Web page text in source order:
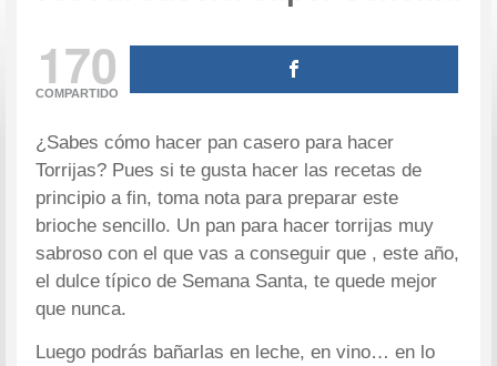
170
COMPARTIDO
¿Sabes cómo hacer pan casero para hacer
Torrijas? Pues si te gusta hacer las recetas de
principio a fin, toma nota para preparar este
brioche sencillo. Un pan para hacer torrijas muy
sabroso con el que vas a conseguir que , este año,
el dulce típico de Semana Santa, te quede mejor
que nunca.
Luego podrás bañarlas en leche, en vino… en lo